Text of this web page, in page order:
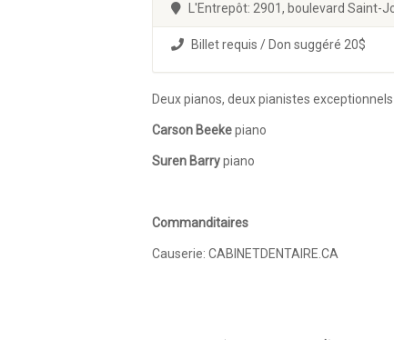
L'Entrepôt: 2901, boulevard Saint-
Billet requis / Don suggéré 20$
Deux pianos, deux pianistes
Carson Beekepiano
Suren Barrypiano
Commanditaires
Causerie: CABINETDENTAIRE.CA